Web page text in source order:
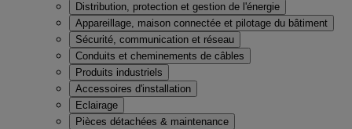
Distribution, protection et gestion de l'énergie
Appareillage, maison connectée et pilotage du bâtiment
Sécurité, communication et réseau
Conduits et cheminements de câbles
Produits industriels
Accessoires d'installation
Eclairage
Pièces détachées & maintenance